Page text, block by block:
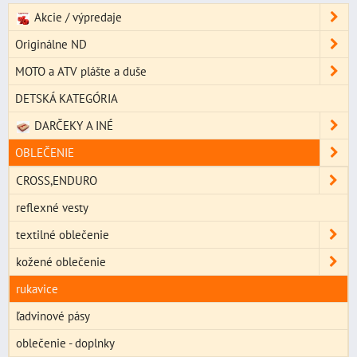
Akcie / výpredaje
Originálne ND
MOTO a ATV plášte a duše
DETSKÁ KATEGÓRIA
DARČEKY A INÉ
OBLEČENIE
CROSS,ENDURO
reflexné vesty
textilné oblečenie
kožené oblečenie
rukavice
ľadvinové pásy
oblečenie - doplnky